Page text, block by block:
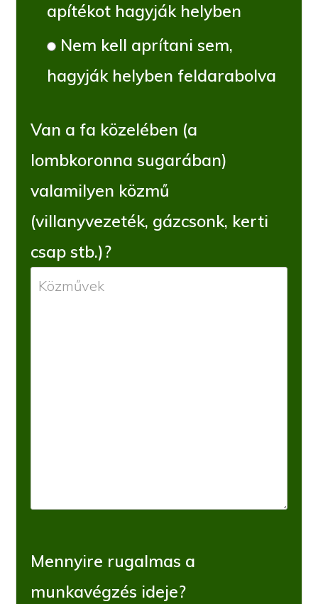
apítékot hagyják helyben
Nem kell aprítani sem,
hagyják helyben feldarabolva
Van a fa közelében (a
lombkoronna sugarában)
valamilyen közmű
(villanyvezeték, gázcsonk, kerti
csap stb.)?
Mennyire rugalmas a
munkavégzés ideje?